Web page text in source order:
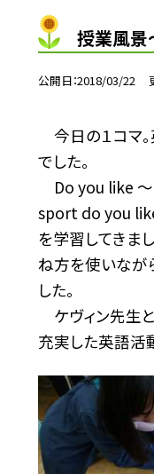
授業風
公開日 2018/03/22
今日の１コマ
でした。
Do you like
sport do you
を学習してきま
ね方を使いなが
した。
ケヴィン先生
充実した英語活